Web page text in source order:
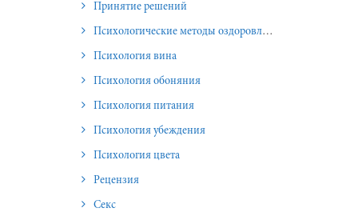
Принятие решений
Психологические методы оздоровления и омоложения
Психология вина
Психология обоняния
Психология питания
Психология убеждения
Психология цвета
Рецензия
Секс